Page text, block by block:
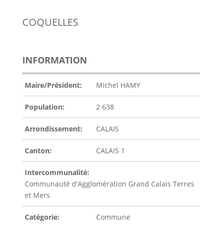
COQUELLES
INFORMATION
Maire/Président: Michel HAMY
Population: 2 638
Arrondissement: CALAIS
Canton: CALAIS 1
Intercommunalité:
Communauté d'Agglomération Grand Calais Terres
et Mers
Catégorie: Commune